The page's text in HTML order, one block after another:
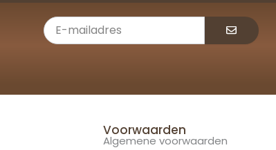
Verzenden
Voorwaarden
Algemene voorwaarden